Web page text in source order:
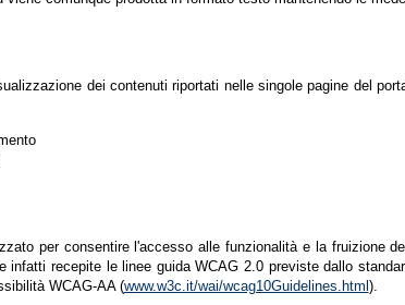
dei contenuti riportati nelle singole pagine del
per consentire l'accesso alle funzionalità e la fruizione
infatti recepite le linee guida WCAG 2.0 previste dallo
WCAG-AA (www.w3c.it/wai/wcag10Guidelines.html ).